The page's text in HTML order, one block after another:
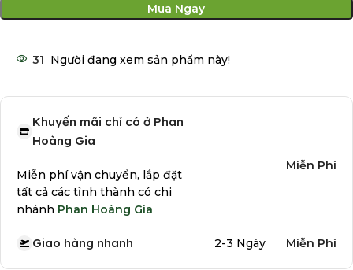
Mua Ngay
31 Người đang xem sản phẩm này!
Khuyến mãi chỉ có ở Phan
Hoàng Gia
Miễn phí vận chuyển, lắp đặt
tất cả các tỉnh thành có chi
nhánh Phan Hoàng Gia
Miễn Phí
Giao hàng nhanh 2-3 Ngày Miễn Phí